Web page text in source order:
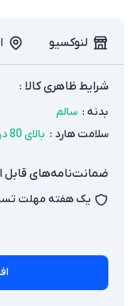
لنوکسیو
شرایط ظاهری کالا :
بدنه : سالم
سلامت هارد : بالای 80 درصد
ضمانت‌نامه‌های قابل
یک هفته مهلت